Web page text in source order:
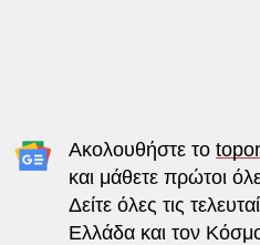
Ακολουθήστε το
και μάθετε πρώτοι
Δείτε όλες τις
Ελλάδα και τον